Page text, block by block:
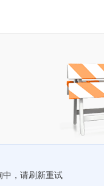
中，请刷新重试